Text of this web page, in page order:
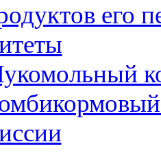
его